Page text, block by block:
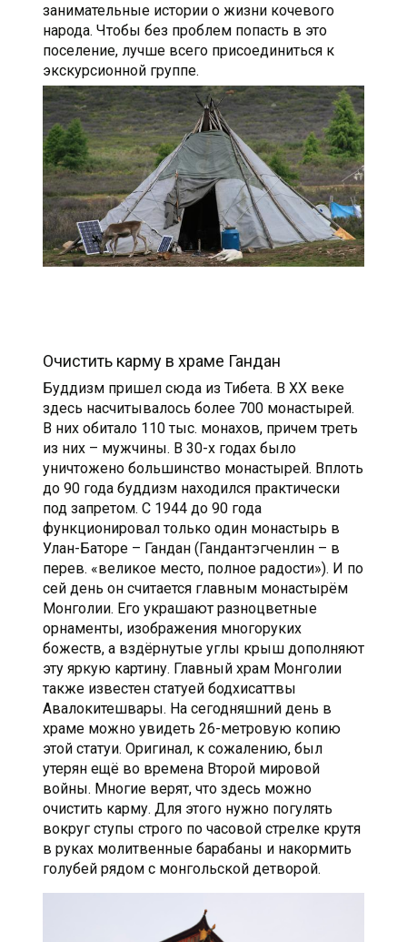
занимательные истории о жизни кочевого
народа. Чтобы без проблем попасть в это
поселение, лучше всего присоединиться к
экскурсионной группе.
Очистить карму в храме Гандан
Буддизм пришел сюда из Тибета. В ХХ веке
здесь насчитывалось более 700 монастырей.
В них обитало 110 тыс. монахов, причем треть
из них – мужчины. В 30-х годах было
уничтожено большинство монастырей. Вплоть
до 90 года буддизм находился практически
под запретом. С 1944 до 90 года
функционировал только один монастырь в
Улан-Баторе – Гандан (Гандантэгченлин – в
перев. «великое место, полное радости»). И по
сей день он считается главным монастырём
Монголии. Его украшают разноцветные
орнаменты, изображения многоруких
божеств, а вздёрнутые углы крыш дополняют
эту яркую картину. Главный храм Монголии
также известен статуей бодхисаттвы
Авалокитешвары. На сегодняшний день в
храме можно увидеть 26-метровую копию
этой статуи. Оригинал, к сожалению, был
утерян ещё во времена Второй мировой
войны. Многие верят, что здесь можно
очистить карму. Для этого нужно погулять
вокруг ступы строго по часовой стрелке крутя
в руках молитвенные барабаны и накормить
голубей рядом с монгольской детворой.